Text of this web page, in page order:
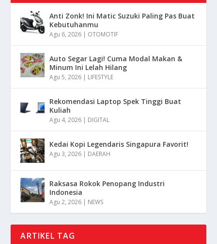
Anti Zonk! Ini Matic Suzuki Paling Pas Buat
Kebutuhanmu
Agu 6, 2026 | OTOMOTIF
Auto Segar Lagi! Cuma Modal Makan &
Minum Ini Lelah Hilang
Agu 5, 2026 | LIFESTYLE
Rekomendasi Laptop Spek Tinggi Buat
Kuliah
Agu 4, 2026 | DIGITAL
Kedai Kopi Legendaris Singapura Favorit!
Agu 3, 2026 | DAERAH
Raksasa Rokok Penopang Industri
Indonesia
Agu 2, 2026 | NEWS
ARTIKEL TAG